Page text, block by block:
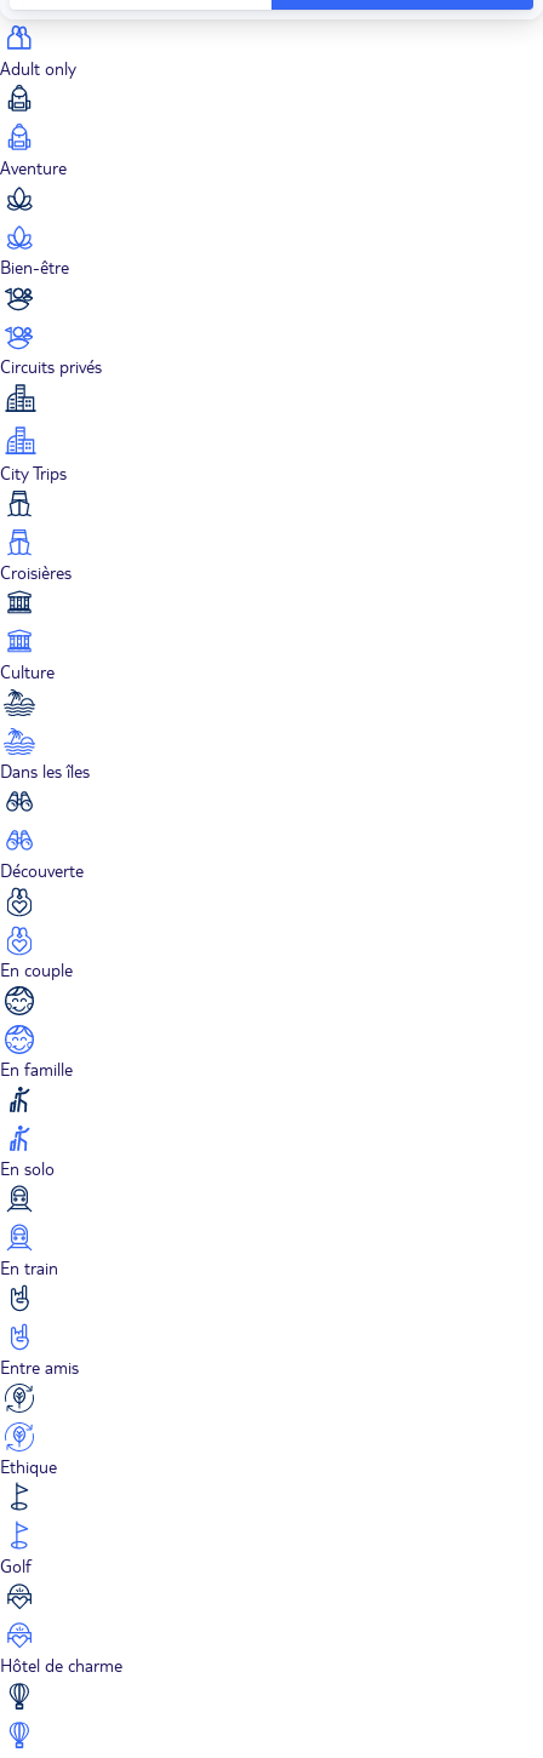
Adult only
Aventure
Bien-être
Circuits privés
City Trips
Croisières
Culture
Dans les îles
Découverte
En couple
En famille
En solo
En train
Entre amis
Ethique
Golf
Hôtel de charme